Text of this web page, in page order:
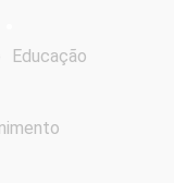
Educação